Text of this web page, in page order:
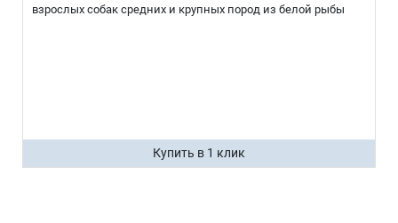
взрослых собак средних и крупных пород из белой рыбы
Купить в 1 клик